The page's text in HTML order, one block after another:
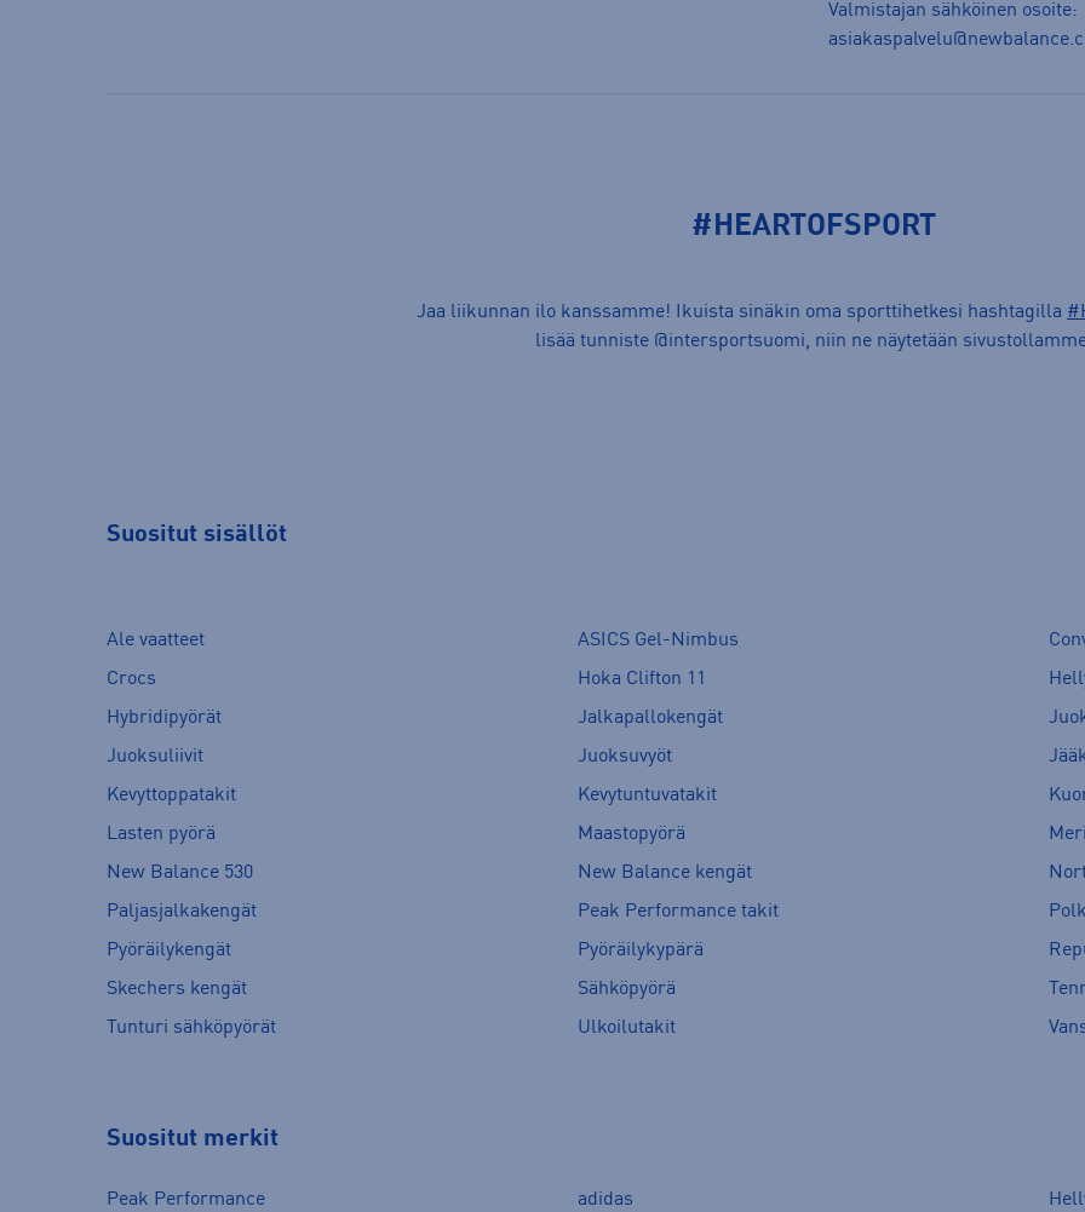
Valmistajan sähköinen osoite:
#HEARTOFSPORT
Jaa liikunnan ilo kanssamme! Ikuista sinäkin oma sporttihetkesi hashtagilla
lisää tunniste @intersportsuomi, niin ne näytetään
Suositut sisällöt
Ale vaatteet ASICS Gel-Nimbus
Crocs
Hoka Clifton 11
Hybridipyörät
Jalkapallokengät
Juoksuliivit
Juoksuvyöt
Kevyttoppatakit
Kevytuntuvatakit
Lasten pyörä
Maastopyörä
New Balance 530
New Balance kengät
Paljasjalkakengät
Peak Performance takit
Pyöräilykengät
Pyöräilykypärä
Skechers kengät
Sähköpyörä
Tunturi sähköpyörät
Ulkoilutakit
Suositut merkit
Peak Performance adidas